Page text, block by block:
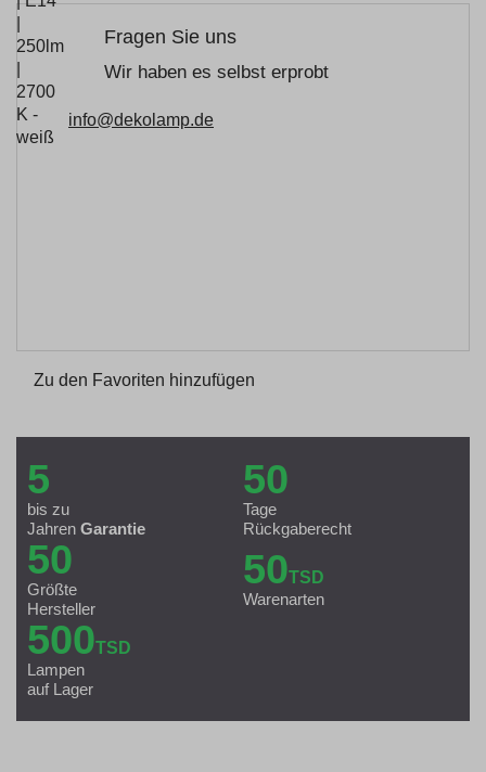
Fragen Sie uns
Wir haben es selbst erprobt
info@dekolamp.de
Zu den Favoriten hinzufügen
5
bis zu
Jahren Garantie
50
Tage
Rückgaberecht
50
Größte
Hersteller
50TSD
Warenarten
500TSD
Lampen
auf Lager